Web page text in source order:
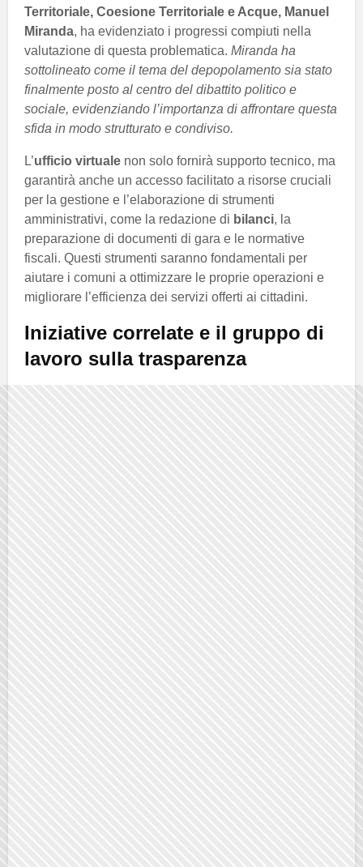
Territoriale, Coesione Territoriale e Acque, Manuel
Miranda, ha evidenziato i progressi compiuti nella
valutazione di questa problematica. Miranda ha
sottolineato come il tema del depopolamento sia stato
finalmente posto al centro del dibattito politico e
sociale, evidenziando l’importanza di affrontare questa
sfida in modo strutturato e condiviso.
L’ufficio virtuale non solo fornirà supporto tecnico, ma
garantirà anche un accesso facilitato a risorse cruciali
per la gestione e l’elaborazione di strumenti
amministrativi, come la redazione di bilanci, la
preparazione di documenti di gara e le normative
fiscali. Questi strumenti saranno fondamentali per
aiutare i comuni a ottimizzare le proprie operazioni e
migliorare l’efficienza dei servizi offerti ai cittadini.
Iniziative correlate e il gruppo di
lavoro sulla trasparenza